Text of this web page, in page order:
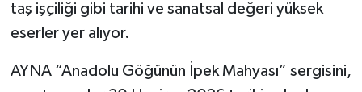
taş işçiliği gibi tarihi ve sanatsal değeri yüksek
eserler yer alıyor.
AYNA “Anadolu Göğünün İpek Mahyası” sergisini,